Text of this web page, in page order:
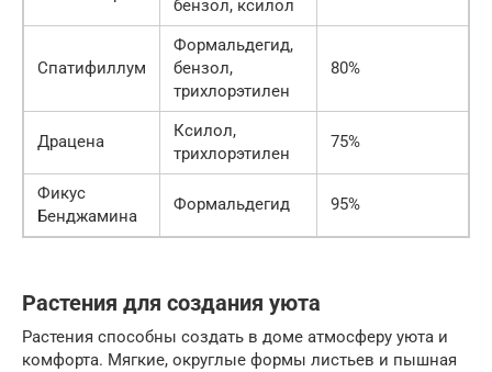
бензол, ксилол
Спатифиллум
Формальдегид,
бензол,
трихлорэтилен
80%
Драцена
Ксилол,
трихлорэтилен
75%
Фикус
Бенджамина
Формальдегид 95%
Растения для создания уюта
Растения способны создать в доме атмосферу уюта и
комфорта. Мягкие, округлые формы листьев и пышная